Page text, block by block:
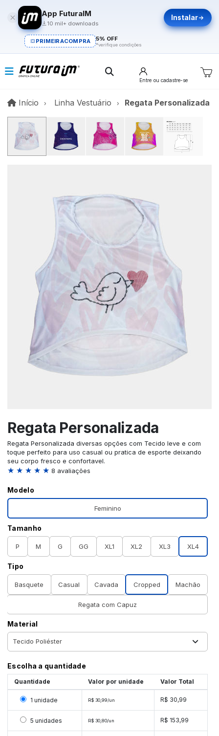
App FuturaIM
10 mil+ downloads
Instalar
PRIMEIRACOMPRA 5% OFF
*verifique condições
Entre ou cadastre-se
Início InícioLinha Vestuário Regata Personalizada
Regata Personalizada
Regata Personalizada diversas opções com Tecido leve e com
toque perfeito para uso casual ou pratica de esporte deixando
seu corpo fresco e confortavel.
★ ★ ★ ★ ★ 8 avaliações
Modelo
Feminino
Tamanho
P M G GG XL1 XL2 XL3 XL4
Tipo
Basquete Casual Cavada Cropped Machão
Regata com Capuz
Material
Escolha a quantidade
Quantidade Valor por unidade Valor Total
Selecionar 1 unidade
1 unidade R$ 30,99/un R$ 30,99
Selecionar 5 unidades
5 unidades R$ 30,80/un R$ 153,99